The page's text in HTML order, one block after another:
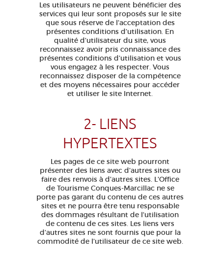
Les utilisateurs ne peuvent bénéficier des
services qui leur sont proposés sur le site
que sous réserve de l’acceptation des
présentes conditions d’utilisation. En
qualité d’utilisateur du site, vous
reconnaissez avoir pris connaissance des
présentes conditions d’utilisation et vous
vous engagez à les respecter. Vous
reconnaissez disposer de la compétence
et des moyens nécessaires pour accéder
et utiliser le site Internet.
2- LIENS
HYPERTEXTES
Les pages de ce site web pourront
présenter des liens avec d’autres sites ou
faire des renvois à d’autres sites. L'Office
de Tourisme Conques-Marcillac ne se
porte pas garant du contenu de ces autres
sites et ne pourra être tenu responsable
des dommages résultant de l’utilisation
de contenu de ces sites. Les liens vers
d’autres sites ne sont fournis que pour la
commodité de l’utilisateur de ce site web.